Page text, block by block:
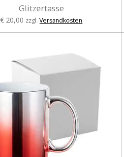
Glitzertasse
€ 20,00 zzgl.Versandkosten